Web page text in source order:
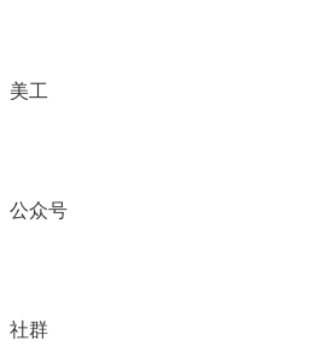
美工
公众号
社群